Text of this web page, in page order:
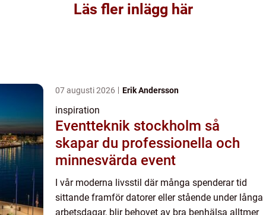
Läs fler inlägg här
07 augusti 2026 Erik Andersson
inspiration
Eventteknik stockholm så
skapar du professionella och
minnesvärda event
I vår moderna livsstil där många spenderar tid
sittande framför datorer eller stående under långa
arbetsdagar, blir behovet av bra benhälsa alltmer